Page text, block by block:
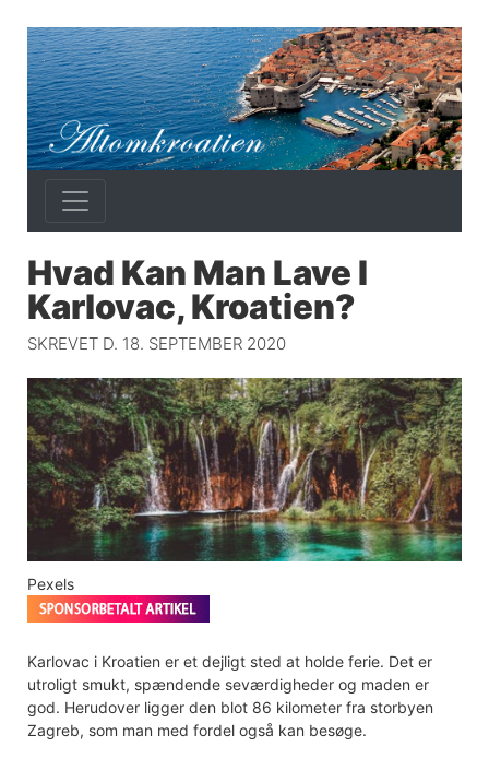
Hvad Kan Man Lave I
Karlovac, Kroatien?
SKREVET D. 18. SEPTEMBER 2020
Pexels
Karlovac i Kroatien er et dejligt sted at holde ferie. Det er
utroligt smukt, spændende seværdigheder og maden er
god. Herudover ligger den blot 86 kilometer fra storbyen
Zagreb, som man med fordel også kan besøge.